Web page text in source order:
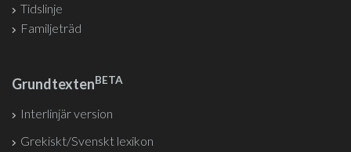
Tidslinje
Familjeträd
GrundtextenBETA
Interlinjär version
Grekiskt/Svenskt lexikon